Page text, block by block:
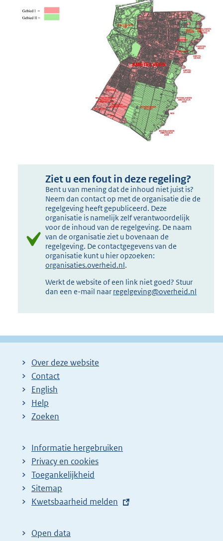
Ziet u een fout in deze regeling?
Bent u van mening dat de inhoud niet juist is?
Neem dan contact op met de organisatie die de
regelgeving heeft gepubliceerd. Deze
organisatie is namelijk zelf verantwoordelijk
voor de inhoud van de regelgeving. De naam
van de organisatie ziet u bovenaan de
regelgeving. De contactgegevens van de
organisatie kunt u hier opzoeken:
organisaties.overheid.nl.
Werkt de website of een link niet goed? Stuur
dan een e-mail naar regelgeving@overheid.nl
Over deze website
Contact
English
Help
Zoeken
Informatie hergebruiken
Privacy en cookies
Toegankelijkheid
Sitemap
E
t
Kwetsbaarheid melden
Open data